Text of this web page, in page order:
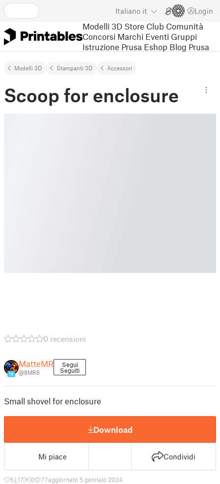
Italiano it Login
Modelli 3D Store Club Comunità
Concorsi Marchi Eventi Gruppi
Istruzione Prusa Eshop Blog Prusa
Modelli 3D Stampanti 3D Accessori
Scoop for enclosure
0 recensioni
18
MatteMR
@8MR6
Segui
Seguiti
Small shovel for enclosure
Download
Mi piace Condividi
5 17 0 77aggiornato 5 gennaio 2024